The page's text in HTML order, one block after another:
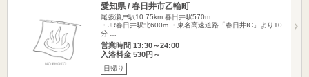
愛知県 / 春日井市乙輪町
尾張瀬戸駅10.75km 春日井駅570m
・JR春日井駅北600m ・東名高速道路「春日井IC」より10
分 …
営業時間 13:30～24:00
入浴料金 530円～
日帰り